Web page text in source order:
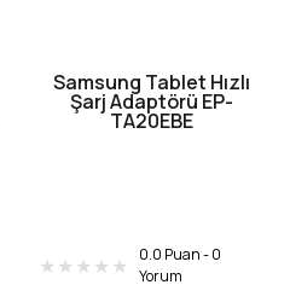
Samsung Tablet Hızlı
Şarj Adaptörü EP-
TA20EBE
0.0 Puan - 0
Yorum